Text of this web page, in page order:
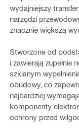
wydajniejszy
narzędzi
znacznie większą
Stworzone od
i zawierają zupełnie
szklanym
obudowy, co
najbardziej
komponenty
ochrony przed